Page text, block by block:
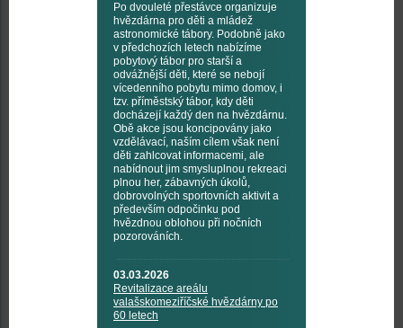
Po dvouleté přestávce organizuje
hvězdárna pro děti a mládež
astronomické tábory. Podobně jako
v předchozích letech nabízíme
pobytový tábor pro starší a
odvážnější děti, které se nebojí
vícedenního pobytu mimo domov, i
tzv. příměstský tábor, kdy děti
docházejí každý den na hvězdárnu.
Obě akce jsou koncipovány jako
vzdělávací, naším cílem však není
děti zahlcovat informacemi, ale
nabídnout jim smysluplnou rekreaci
plnou her, zábavných úkolů,
dobrovolných sportovních aktivit a
především odpočinku pod
hvězdnou oblohou při nočních
pozorováních.
03.03.2026
Revitalizace areálu
valašskomeziříčské hvězdárny po
60 letech